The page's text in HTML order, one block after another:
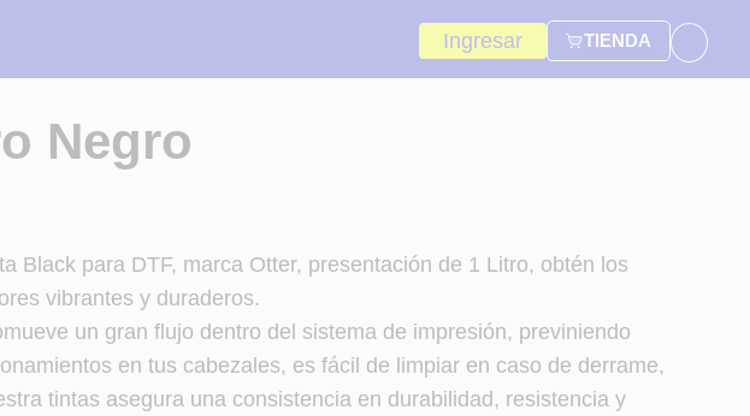
Ingresar TIENDA
Negro
Black para DTF, marca Otter, presentación de 1 Litro, obtén los
vibrantes y duraderos.
un gran flujo dentro del sistema de impresión, previniendo
en tus cabezales, es fácil de limpiar en caso de derrame,
tintas asegura una consistencia en durabilidad, resistencia y